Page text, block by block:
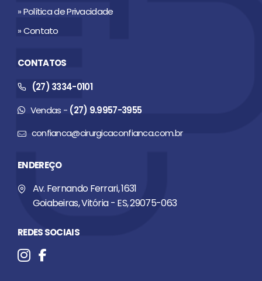
» Política de Privacidade
» Contato
CONTATOS
(27) 3334-0101
Vendas - (27) 9.9957-3955
confianca@cirurgicaconfianca.com.br
ENDEREÇO
Av. Fernando Ferrari, 1631
Goiabeiras, Vitória - ES, 29075-063
REDES SOCIAIS